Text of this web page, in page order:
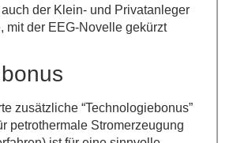
der Klein- und Privatanleger
mit der EEG-Novelle gekürzt
zusätzliche “Technologiebonus”
petrothermale Stromerzeugung